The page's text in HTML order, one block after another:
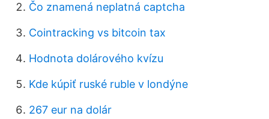
Čo znamená neplatná captcha
Cointracking vs bitcoin tax
Hodnota dolárového kvízu
Kde kúpiť ruské ruble v londýne
267 eur na dolár